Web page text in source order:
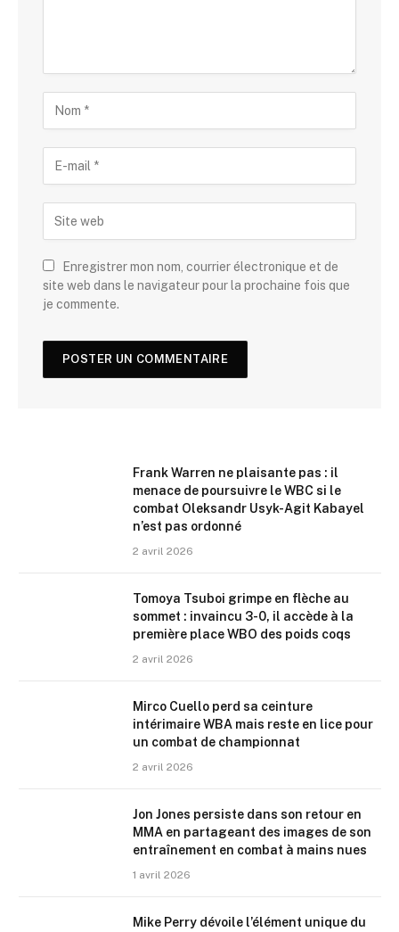
Enregistrer mon nom, courrier électronique et de
site web dans le navigateur pour la prochaine fois que
je commente.
Frank Warren ne plaisante pas : il
menace de poursuivre le WBC si le
combat Oleksandr Usyk-Agit Kabayel
n’est pas ordonné
2 avril 2026
Tomoya Tsuboi grimpe en flèche au
sommet : invaincu 3-0, il accède à la
première place WBO des poids coqs
2 avril 2026
Mirco Cuello perd sa ceinture
intérimaire WBA mais reste en lice pour
un combat de championnat
2 avril 2026
Jon Jones persiste dans son retour en
MMA en partageant des images de son
entraînement en combat à mains nues
1 avril 2026
Mike Perry dévoile l’élément unique du